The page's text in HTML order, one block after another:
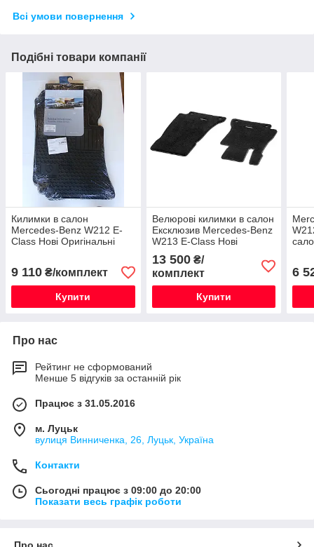
Всі умови повернення
Подібні товари компанії
Килимки в салон
Mercedes-Benz W212 E-
Class Нові Оригінальні
9 110 ₴/комплект
Купити
Велюрові килимки в салон
Ексклюзив Mercedes-Benz
W213 E-Class Нові
Оригінальні
13 500₴/
комплект
Купити
6
Про нас
Рейтинг не сформований
Менше 5 відгуків за останній рік
Працює з 31.05.2016
м. Луцьк
вулиця Винниченка, 26, Луцьк, Україна
Контакти
Сьогодні працює з 09:00 до 20:00
Показати весь графік роботи